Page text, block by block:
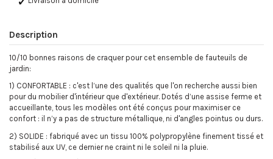
Description
10/10 bonnes raisons de craquer pour cet ensemble de fauteuils de
jardin:
1) CONFORTABLE : c'est l’une des qualités que l'on recherche aussi bien
pour du mobilier d'intérieur que d'extérieur. Dotés d’une assise ferme et
accueillante, tous les modèles ont été conçus pour maximiser ce
confort : il n’y a pas de structure métallique, ni d'angles pointus ou durs.
2) SOLIDE : fabriqué avec un tissu 100% polypropylène finement tissé et
stabilisé aux UV, ce dernier ne craint ni le soleil ni la pluie.